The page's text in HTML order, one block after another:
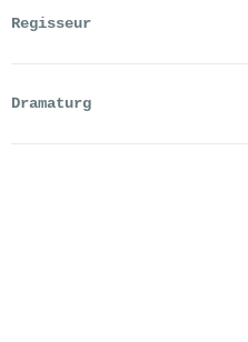
Regisseur
Dramaturg